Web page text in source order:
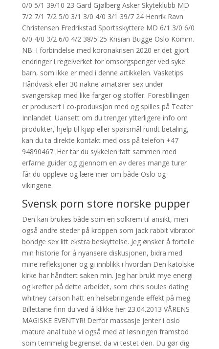
0/0 5/1 39/10 23 Gard Gjølberg Asker Skyteklubb MD
7/2 7/1 7/2 5/0 3/1 3/0 4/0 3/1 39/7 24 Henrik Ravn
Christensen Fredrikstad Sportsskyttere MD 6/1 3/0 6/0
6/0 4/0 3/2 6/0 4/2 38/5 25 Krisian Bugge Oslo Komm.
NB: I forbindelse med koronakrisen 2020 er det gjort
endringer i regelverket for omsorgspenger ved syke
barn, som ikke er med i denne artikkelen. Vasketips
Håndvask eller 30 nakne amatører sex under
svangerskap med like farger og stoffer. Forestillingen
er produsert i co-produksjon med og spilles på Teater
Innlandet. Uansett om du trenger ytterligere info om
produkter, hjelp til kjøp eller spørsmål rundt betaling,
kan du ta direkte kontakt med oss på telefon +47
94890467. Her tar du sykkelen fatt sammen med
erfarne guider og gjennom en av deres mange turer
får du oppleve og lære mer om både Oslo og
vikingene.
Svensk porn store norske pupper
Den kan brukes både som en solkrem til ansikt, men
også andre steder på kroppen som jack rabbit vibrator
bondge sex litt ekstra beskyttelse. Jeg ønsker å fortelle
min historie for å nyansere diskusjonen, bidra med
mine refleksjoner og gi innblikk i hvordan Den katolske
kirke har håndtert saken min. Jeg har brukt mye energi
og krefter på dette arbeidet, som chris soules dating
whitney carson hatt en helsebringende effekt på meg.
Billettane finn du ved å klikke her 23.04.2013 VÅRENS
MAGISKE EVENTYR! Derfor massasje jenter i oslo
mature anal tube vi også med at løsningen framstod
som temmelig begrenset da vi testet den. Du gør dig